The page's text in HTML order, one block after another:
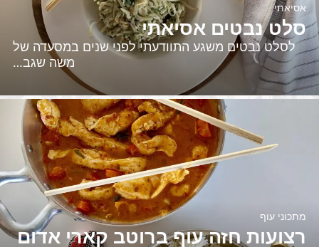
סלט נבטים אסיאתי
אסיאתי
לסלט נבטים משגע התוודעתי לפני שנים במסעדה של
משה שגב…
רצועות חזה עוף ברוטב קארי אדום
מתכוני עוף